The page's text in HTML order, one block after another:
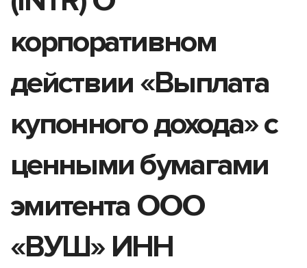
корпоративном
действии «Выплата
купонного дохода» с
ценными бумагами
эмитента ООО
«ВУШ» ИНН